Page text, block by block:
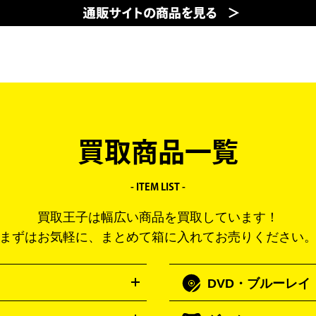
買取商品一覧
- ITEM LIST -
買取王子は幅広い商品を買取しています！
まずはお気軽に、まとめて箱に入れてお売りください。
DVD・ブルーレイ